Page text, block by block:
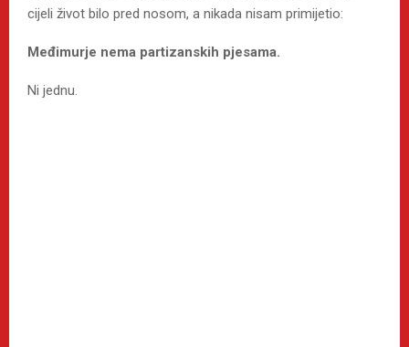
cijeli život bilo pred nosom, a nikada nisam primijetio:
Međimurje nema partizanskih pjesama.
Ni jednu.